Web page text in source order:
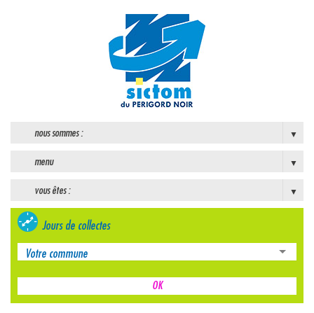
nous sommes :
menu
vous êtes :
Jours de collectes